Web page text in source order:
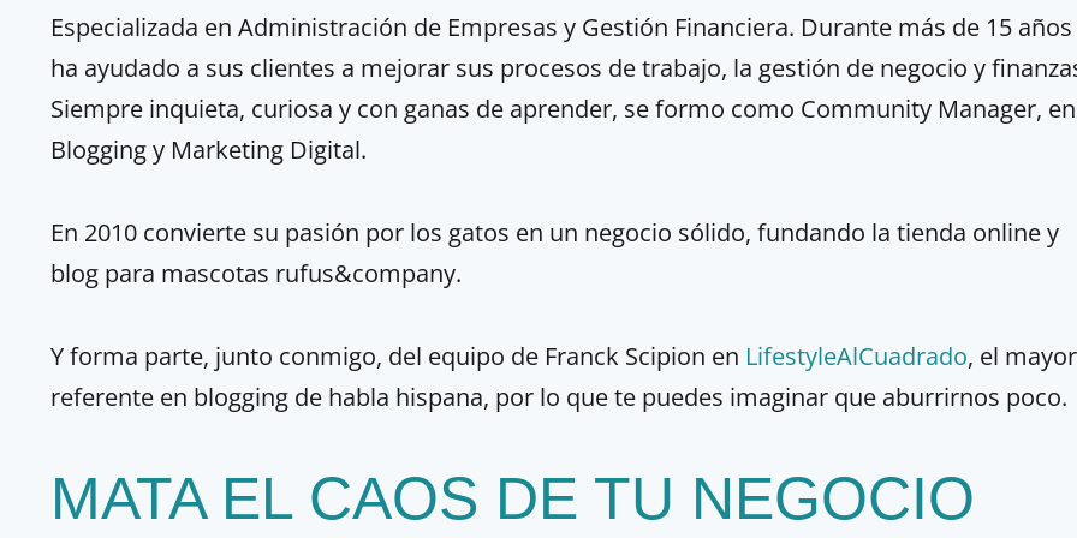
Especializada en Administración de Empresas y Gestión Financiera. Durante más de 15 años
ha ayudado a sus clientes a mejorar sus procesos de trabajo, la gestión de negocio y
Siempre inquieta, curiosa y con ganas de aprender, se formo como Community Manager, en
Blogging y Marketing Digital.
En 2010 convierte su pasión por los gatos en un negocio sólido, fundando la tienda online y
blog para mascotas rufus&company.
Y forma parte, junto conmigo, del equipo de Franck Scipion en LifestyleAlCuadrado, el mayor
referente en blogging de habla hispana, por lo que te puedes imaginar que aburrirnos poco.
MATA EL CAOS DE TU NEGOCIO